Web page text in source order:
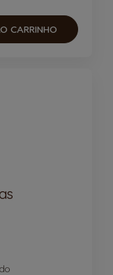
CARRINHO